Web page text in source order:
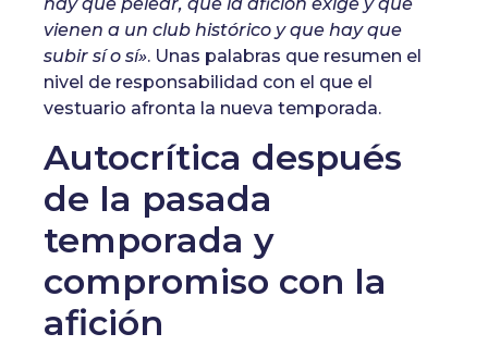
vienen a un club histórico y que hay que
subir sí o sí». Unas palabras que resumen el
nivel de responsabilidad con el que el
vestuario afronta la nueva temporada.
Autocrítica después
de la pasada
temporada y
compromiso con la
afición